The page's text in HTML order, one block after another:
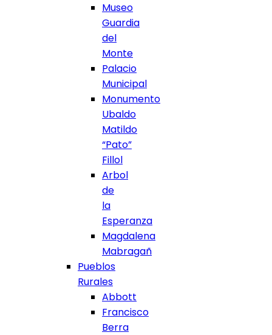
Museo
Guardia
del
Monte
Palacio
Municipal
Monumento
Ubaldo
Matildo
“Pato”
Fillol
Arbol
de
la
Esperanza
Magdalena
Mabragañ
Pueblos
Rurales
Abbott
Francisco
Berra